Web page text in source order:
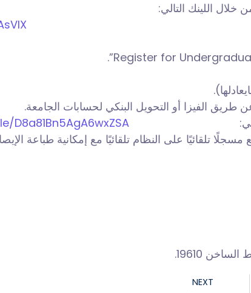
اللينك التالي:
D8a81Bn5AgA6wxZSA
19610.
NEXT